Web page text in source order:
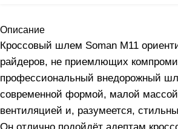
Описание
Кроссовый шлем Soman M11
райдеров, не приемлющих
профессиональный внедорожный
современной формой, малой
вентиляцией и, разумеется,